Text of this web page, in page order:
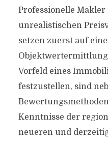
Professionelle
unrealistischen
setzen zuerst auf
Vorfeld eines
festzustellen, sind
Kenntnisse der
neueren und